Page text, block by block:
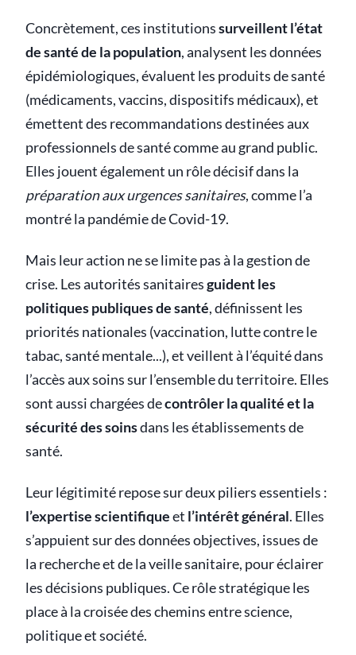
Concrètement, ces institutionssurveillent l’état
de santé de la population, analysent les données
épidémiologiques, évaluent les produits de santé
(médicaments, vaccins, dispositifs médicaux), et
émettent des recommandations destinées aux
professionnels de santé comme au grand public.
Elles jouent également un rôle décisif dans la
préparation aux urgences sanitaires, comme l’a
montré la pandémie de Covid-19.
Mais leur action ne se limite pas à la gestion de
crise. Les autorités sanitairesguident les
politiques publiques de santé, définissent les
priorités nationales (vaccination, lutte contre le
tabac, santé mentale...), et veillent à l’équité dans
l’accès aux soins sur l’ensemble du territoire. Elles
sont aussi chargées decontrôler la qualité et la
sécurité des soinsdans les établissements de
santé.
Leur légitimité repose sur deux piliers essentiels :
l’expertise scientifiqueet l’intérêt général. Elles
s’appuient sur des données objectives, issues de
la recherche et de la veille sanitaire, pour éclairer
les décisions publiques. Ce rôle stratégique les
place à la croisée des chemins entre science,
politique et société.